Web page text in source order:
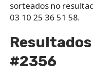
sorteados no
03 10 25 36 51 58.
#2356